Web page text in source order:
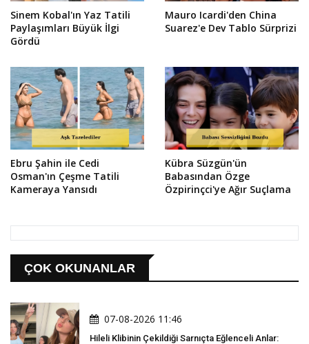
Sinem Kobal'ın Yaz Tatili
Paylaşımları Büyük İlgi
Gördü
Mauro Icardi'den China
Suarez'e Dev Tablo Sürprizi
Ebru Şahin ile Cedi
Osman'ın Çeşme Tatili
Kameraya Yansıdı
Kübra Süzgün'ün
Babasından Özge
Özpirinçci'ye Ağır Suçlama
ÇOK OKUNANLAR
07-08-2026 11:46
Hileli Klibinin Çekildiği Sarnıçta Eğlenceli Anlar: